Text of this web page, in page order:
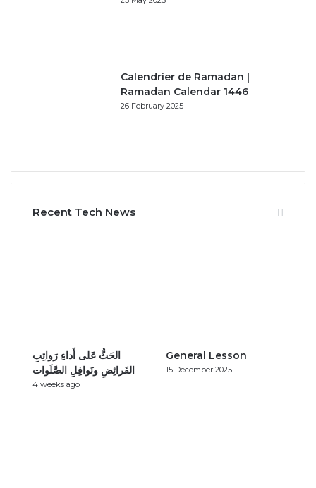
Calendrier de Ramadan |
Ramadan Calendar 1446
26 February 2025
Recent Tech News
الحَثُّ عَلى أَداءِ رَواتِبِ
الفَرائِضِ ونَوافِلِ الصَّلَوات
4 weeks ago
General Lesson
15 December 2025